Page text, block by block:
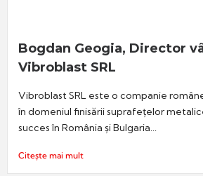
Bogdan Geogia, Director
Vibroblast SRL
Vibroblast SRL este o companie
în domeniul finisării suprafețelor
succes în România și Bulgaria...
Citește mai mult